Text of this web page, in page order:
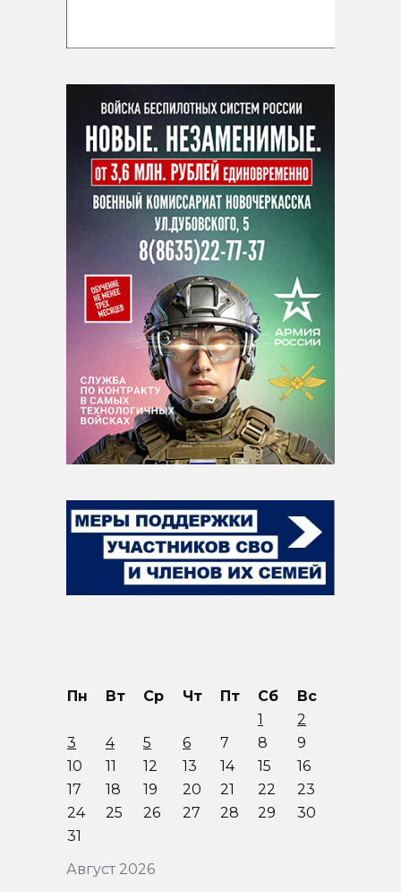
Август 2026
Пн Вт Ср Чт Пт Сб
Вс
1
2
3
4 5 6 7 8
9
10
11 12 13 14 15
16
17
18 19 20 21 22
23
24
25 26 27 28 29
30
31